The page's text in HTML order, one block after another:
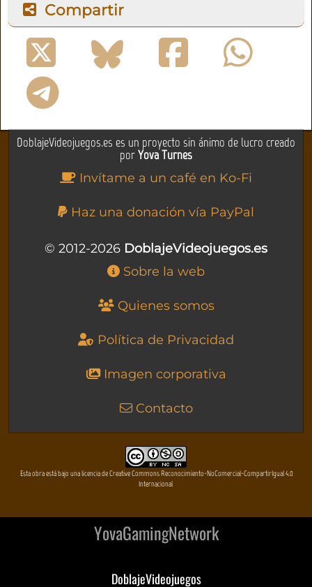
Compartir
DoblajeVideojuegos.es es un proyecto sin ánimo de lucro creado
porYova Turnes
Invítame a un café en Ko-Fi
Haz una donación vía PayPal
© 2012-2026 DoblajeVideojuegos.es
Sobre la web
Quienes somos
Política de Privacidad
Imagen corporativa
Contacto
Esta obra está bajo una licencia de Creative Commons Reconocimiento-NoComercial-CompartirIgual 4.0
Internacional
YovaGamingNetwork
DoblajeVideojuegos